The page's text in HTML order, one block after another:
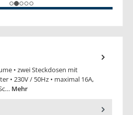
• zwei Steckdosen mit
• 230V / 50Hz • maximal 16A,
Mehr